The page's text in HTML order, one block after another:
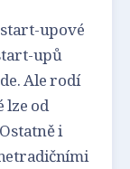
upové
upů
Ale rodí
lze od
i